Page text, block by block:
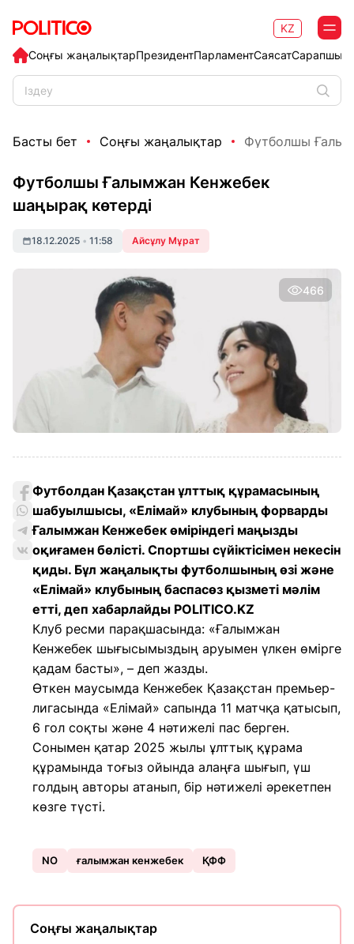
Соңғы жаңалықтарПрезидентПарламентСаясат
KZ
Басты бет Соңғы жаңалықтар Футболшы
Футболшы Ғалымжан Кенжебек
шаңырақ көтерді
18.12.2025 • 11:58 Айсұлу Мұрат
466
Футболдан Қазақстан ұлттық құрамасының
шабуылшысы, «Елімай» клубының форварды
Ғалымжан Кенжебек өміріндегі маңызды
оқиғамен бөлісті. Спортшы сүйіктісімен некесін
қиды. Бұл жаңалықты футболшының өзі және
«Елімай» клубының баспасөз қызметі мәлім
етті, деп хабарлайды POLITICO.KZ
Клуб ресми парақшасында: «Ғалымжан
Кенжебек шығысымыздың аруымен үлкен өмірге
қадам басты», – деп жазды.
Өткен маусымда Кенжебек Қазақстан премьер-
лигасында «Елімай» сапында 11 матчқа қатысып,
6 гол соқты және 4 нәтижелі пас берген.
Сонымен қатар 2025 жылы ұлттық құрама
құрамында тоғыз ойында алаңға шығып, үш
голдың авторы атанып, бір нәтижелі әрекетпен
көзге түсті.
NO ғалымжан кенжебек ҚФФ
Соңғы жаңалықтар